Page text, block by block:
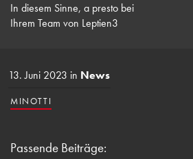
In diesem Sinne, a presto bei
Ihrem Team von Leptien3
13. Juni 2023 in News
MINOTTI
Passende Beiträge: